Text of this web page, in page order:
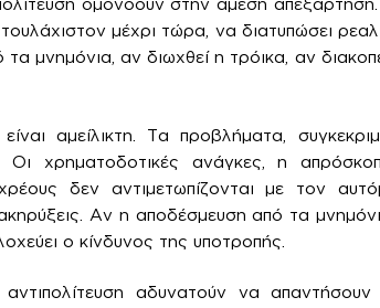
ομονοούν στην άμεση
τουλάχιστον μέχρι τώρα, να διατυπώσει
μνημόνια, αν διωχθεί η τρόικα, αν
αμείλικτη. Τα προβλήματα,
Οι χρηματοδοτικές ανάγκες, η
δεν αντιμετωπίζονται με τον
Αν η αποδέσμευση από τα
ο κίνδυνος της υποτροπής.
αντιπολίτευση αδυνατούν να